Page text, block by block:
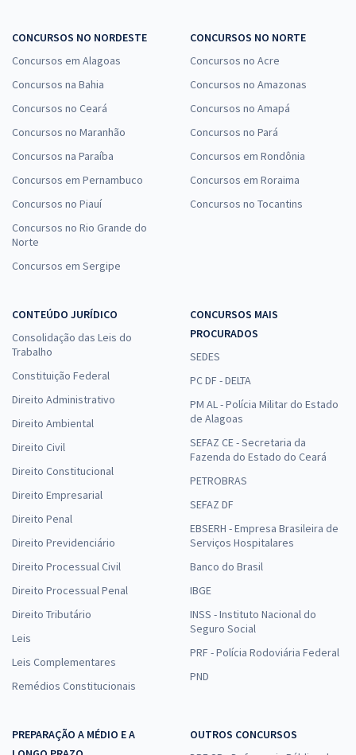
CONCURSOS NO NORDESTE
Concursos em Alagoas
Concursos na Bahia
Concursos no Ceará
Concursos no Maranhão
Concursos na Paraíba
Concursos em Pernambuco
Concursos no Piauí
Concursos no Rio Grande do
Norte
Concursos em Sergipe
CONCURSOS NO NORTE
Concursos no Acre
Concursos no Amazonas
Concursos no Amapá
Concursos no Pará
Concursos em Rondônia
Concursos em Roraima
Concursos no Tocantins
CONTEÚDO JURÍDICO
Consolidação das Leis do
Trabalho
Constituição Federal
Direito Administrativo
Direito Ambiental
Direito Civil
Direito Constitucional
Direito Empresarial
Direito Penal
Direito Previdenciário
Direito Processual Civil
Direito Processual Penal
Direito Tributário
Leis
Leis Complementares
Remédios Constitucionais
CONCURSOS MAIS
PROCURADOS
SEDES
PC DF - DELTA
PM AL - Polícia Militar do Estado
de Alagoas
SEFAZ CE - Secretaria da
Fazenda do Estado do Ceará
PETROBRAS
SEFAZ DF
EBSERH - Empresa Brasileira de
Serviços Hospitalares
Banco do Brasil
IBGE
INSS - Instituto Nacional do
Seguro Social
PRF - Polícia Rodoviária Federal
PND
PREPARAÇÃO A MÉDIO E A
OUTROS CONCURSOS